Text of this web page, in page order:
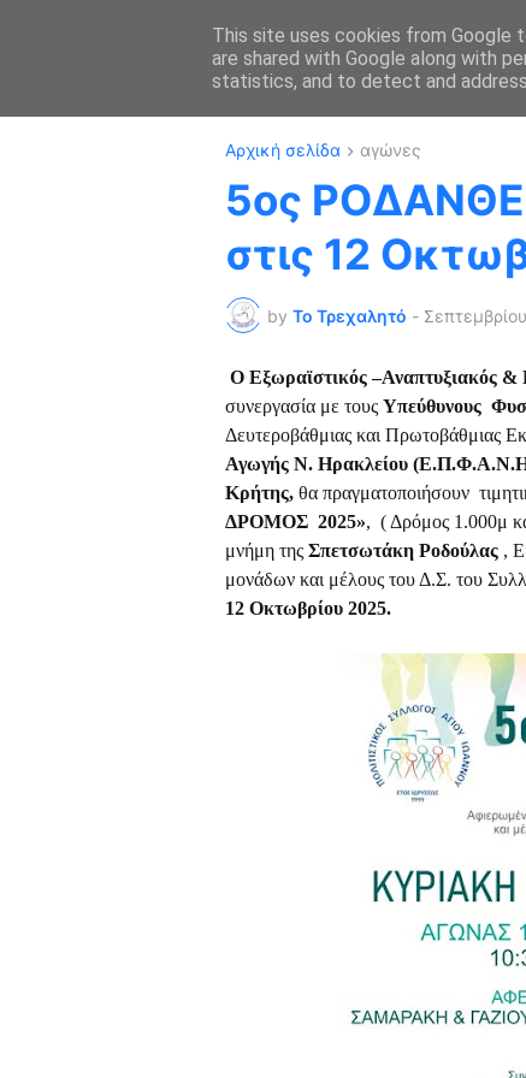
ΑΡΧΙΚΗ
Αρχική σελίδα αγώνες
5ος
στις 12
by Το Τρεχαλητό -
Ο Εξωραϊστικός –Αναπτυξιακός &
συνεργασία με τους Υπεύθυνους
Δευτεροβάθμιας και Πρωτοβάθμιας
Αγωγής Ν. Ηρακλείου
Κρήτης, θα πραγματοποιήσουν
ΔΡΟΜΟΣ 2025», ( Δρόμος 1.000μ
μνήμη της Σπετσωτάκη Ροδούλας ,
μονάδων και μέλους του Δ.Σ. του
12 Οκτωβρίου 2025.
This site uses cookies from Google
are shared with Google along with
statistics, and to detect and